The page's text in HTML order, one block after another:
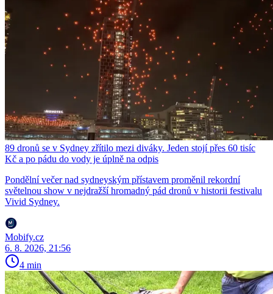
89 dronů se v Sydney zřítilo mezi diváky. Jeden stojí přes 60 tisíc
Kč a po pádu do vody je úplně na odpis
Pondělní večer nad sydneyským přístavem proměnil rekordní
světelnou show v nejdražší hromadný pád dronů v historii festivalu
Vivid Sydney.
Mobify.cz
6. 8. 2026, 21:56
4 min